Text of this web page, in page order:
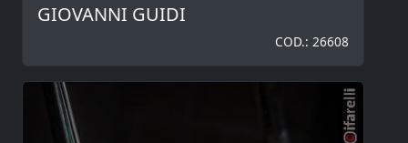
GIOVANNI GUIDI
COD.: 26608